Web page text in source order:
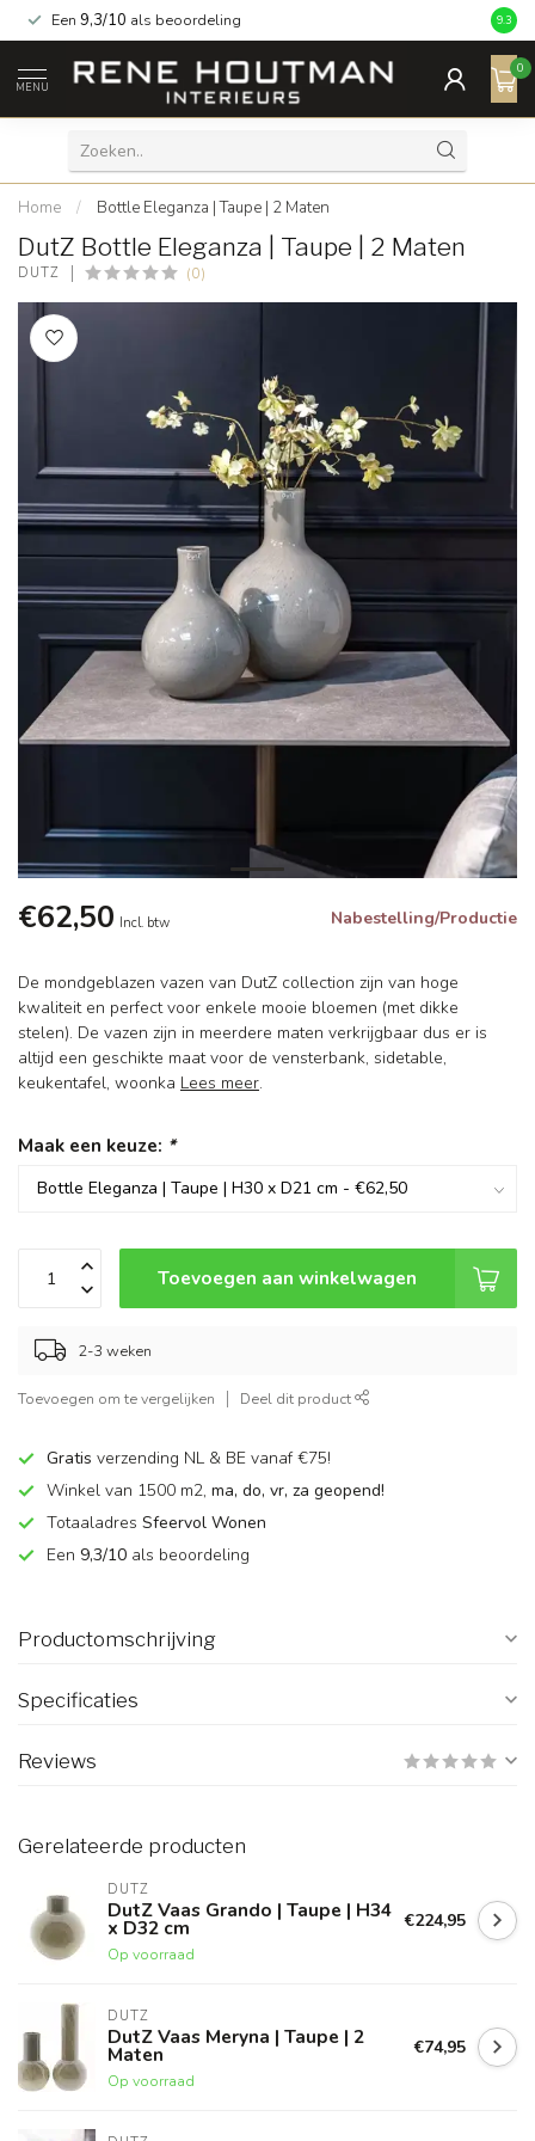
Een 9,3/10 als beoordeling 9.3
MENU
0
Home / Bottle Eleganza | Taupe | 2 Maten
DutZ Bottle Eleganza | Taupe | 2 Maten
DUTZ (0)
€62,50 Incl. btw Nabestelling/Productie
De mondgeblazen vazen van DutZ collection zijn van hoge
kwaliteit en perfect voor enkele mooie bloemen (met dikke
stelen). De vazen zijn in meerdere maten verkrijgbaar dus er is
altijd een geschikte maat voor de vensterbank, sidetable,
keukentafel, woonka Lees meer.
Maak een keuze: *
Toevoegen aan winkelwagen
2-3 weken
Toevoegen om te vergelijken Deel dit product
Gratis verzending NL & BE vanaf €75!
Winkel van 1500 m2, ma, do, vr, za geopend!
Totaaladres Sfeervol Wonen
Een 9,3/10 als beoordeling
Productomschrijving
Specificaties
Reviews
Gerelateerde producten
DUTZ
DutZ Vaas Grando | Taupe | H34
x D32 cm
Op voorraad
€224,95
DUTZ
DutZ Vaas Meryna | Taupe | 2
Maten
Op voorraad
€74,95